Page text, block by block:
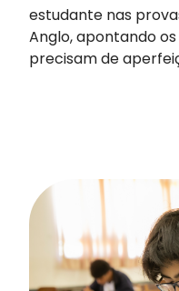
estudante nas
Anglo, apontando
precisam de